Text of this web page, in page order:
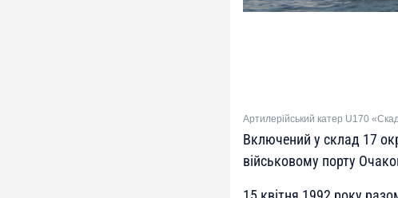
Артилерійський катер U170
Включений у склад 17
військовому порту